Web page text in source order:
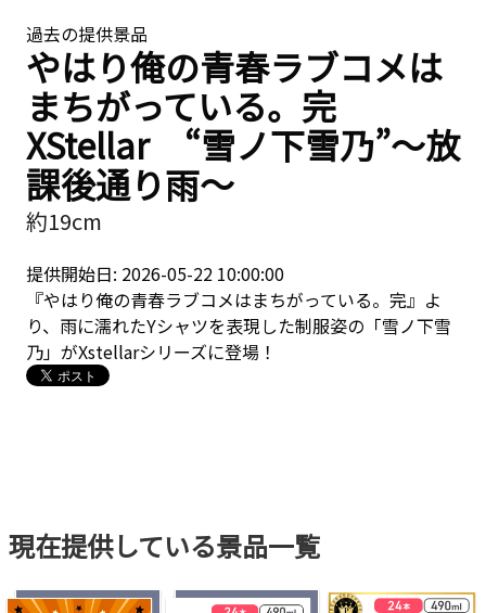
過去の提供景品
やはり俺の青春ラブコメは
まちがっている。完
XStellar “雪ノ下雪乃”〜放
課後通り雨〜
約19cm
提供開始日: 2026-05-22 10:00:00
『やはり俺の青春ラブコメはまちがっている。完』よ
り、雨に濡れたYシャツを表現した制服姿の「雪ノ下雪
乃」がXstellarシリーズに登場！
現在提供している景品一覧